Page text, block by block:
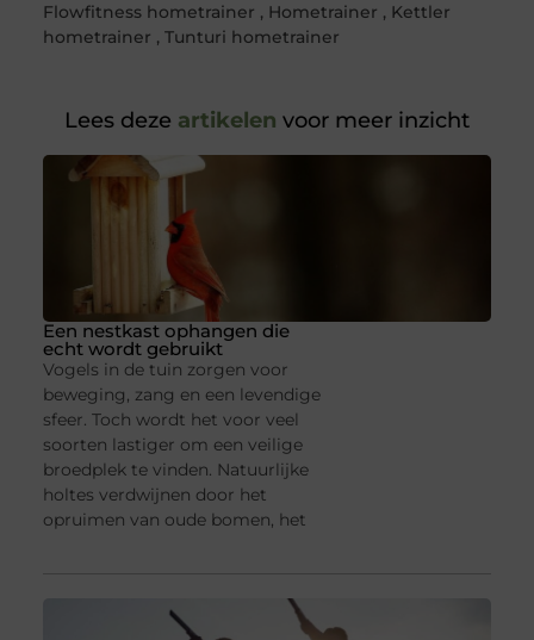
Flowfitness hometrainer , Hometrainer , Kettler
hometrainer , Tunturi hometrainer
Lees deze artikelen voor meer inzicht
Een nestkast ophangen die
echt wordt gebruikt
Vogels in de tuin zorgen voor
beweging, zang en een levendige
sfeer. Toch wordt het voor veel
soorten lastiger om een veilige
broedplek te vinden. Natuurlijke
holtes verdwijnen door het
opruimen van oude bomen, het